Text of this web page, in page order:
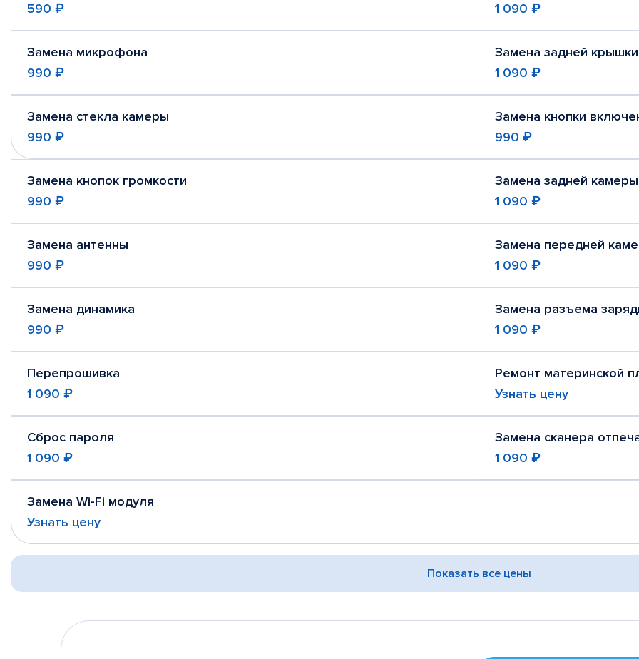
590 ₽
1 090 ₽
Замена микрофона
990 ₽
Замена задней крышки
1 090 ₽
Замена стекла камеры
990 ₽
Замена кнопки
990 ₽
Замена кнопок громкости
990 ₽
Замена задней камеры
1 090 ₽
Замена антенны
990 ₽
Замена передней
1 090 ₽
Замена динамика
990 ₽
Замена разъема
1 090 ₽
Перепрошивка
1 090 ₽
Ремонт материнской
Узнать цену
Сброс пароля
1 090 ₽
Замена сканера
1 090 ₽
Замена Wi-Fi модуля
Узнать цену
Показать все цены